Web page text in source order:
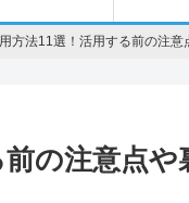
方法11選！活用する前の注意
の注意点